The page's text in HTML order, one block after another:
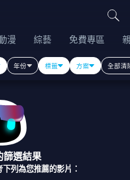
漫 綜藝 免費專區
年份 標籤 方案 全部清
篩選結果
列為您推薦的影片：